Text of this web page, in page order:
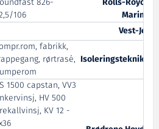
106
Marine
Vest-Jet
fabrikk,
rørtrasé, Isoleringsteknikk
1500 capstan, VV3
HV 500
KV 12 -